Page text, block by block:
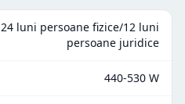
24 luni persoane fizice/12 luni
persoane juridice
440-530 W